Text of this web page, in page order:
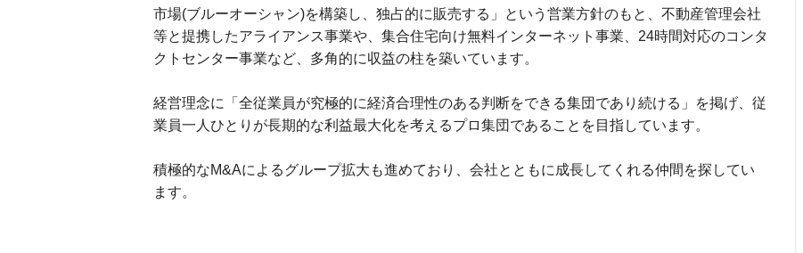
市場(ブルーオーシャン)を構築し、独占的に販売する」という営業方針のもと、不動産管理会社
等と提携したアライアンス事業や、集合住宅向け無料インターネット事業、24時間対応のコンタ
クトセンター事業など、多角的に収益の柱を築いています。
経営理念に「全従業員が究極的に経済合理性のある判断をできる集団であり続ける」を掲げ、従
業員一人ひとりが長期的な利益最大化を考えるプロ集団であることを目指しています。
積極的なM&Aによるグループ拡大も進めており、会社とともに成長してくれる仲間を探してい
ます。